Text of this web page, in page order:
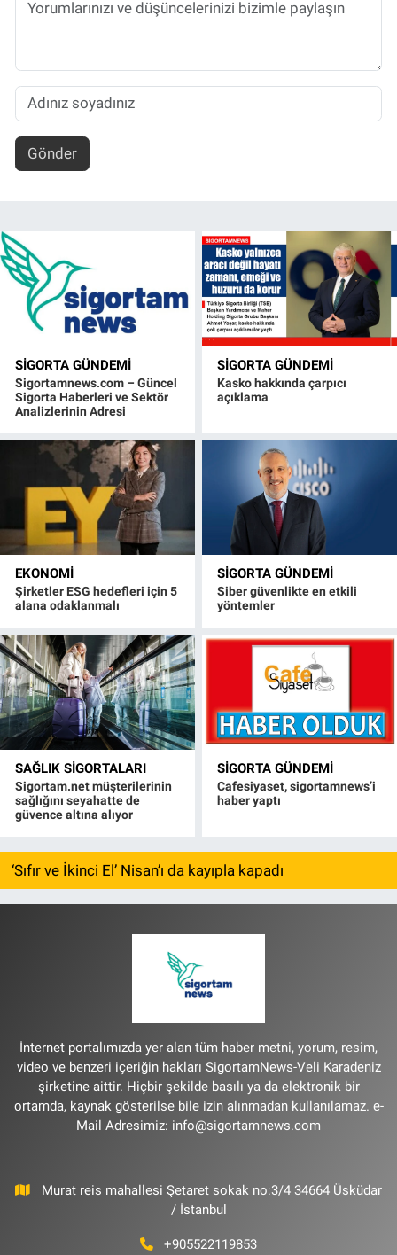
Gönder
SIGORTA GÜNDEMI
Sigortamnews.com – Güncel
Sigorta Haberleri ve Sektör
Analizlerinin Adresi
SIGORTA GÜNDEMI
Kasko hakkında çarpıcı
açıklama
EKONOMI
Şirketler ESG hedefleri için 5
alana odaklanmalı
SIGORTA GÜNDEMI
Siber güvenlikte en etkili
yöntemler
SAĞLIK SIGORTALARI
Sigortam.net müşterilerinin
sağlığını seyahatte de
güvence altına alıyor
SIGORTA GÜNDEMI
Cafesiyaset, sigortamnews’i
haber yaptı
‘Sıfır ve İkinci El’ Nisan’ı da kayıpla kapadı
İnternet portalımızda yer alan tüm haber metni, yorum, resim,
video ve benzeri içeriğin hakları SigortamNews-Veli Karadeniz
şirketine aittir. Hiçbir şekilde basılı ya da elektronik bir
ortamda, kaynak gösterilse bile izin alınmadan kullanılamaz. e-
Mail Adresimiz: info@sigortamnews.com
Murat reis mahallesi Şetaret sokak no:3/4 34664 Üsküdar
/ İstanbul
+905522119853